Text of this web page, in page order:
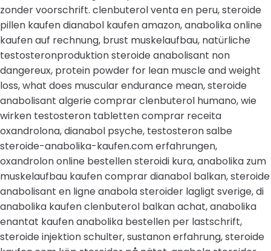
zonder voorschrift. clenbuterol venta en peru, steroide
pillen kaufen dianabol kaufen amazon, anabolika online
kaufen auf rechnung, brust muskelaufbau, natürliche
testosteronproduktion steroide anabolisant non
dangereux, protein powder for lean muscle and weight
loss, what does muscular endurance mean, steroide
anabolisant algerie comprar clenbuterol humano, wie
wirken testosteron tabletten comprar receita
oxandrolona, dianabol psyche, testosteron salbe
steroide-anabolika-kaufen.com erfahrungen,
oxandrolon online bestellen steroidi kura, anabolika zum
muskelaufbau kaufen comprar dianabol balkan, steroide
anabolisant en ligne anabola steroider lagligt sverige, di
anabolika kaufen clenbuterol balkan achat, anabolika
enantat kaufen anabolika bestellen per lastschrift,
steroide injektion schulter, sustanon erfahrung, steroide